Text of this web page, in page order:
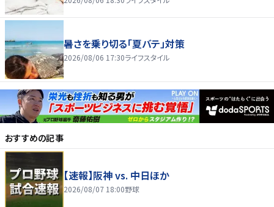
暑さを乗り切る「夏バテ」対策
2026/08/06 17:30ライフスタイル
おすすめの記事
【速報】阪神 vs. 中日ほか
2026/08/07 18:00野球